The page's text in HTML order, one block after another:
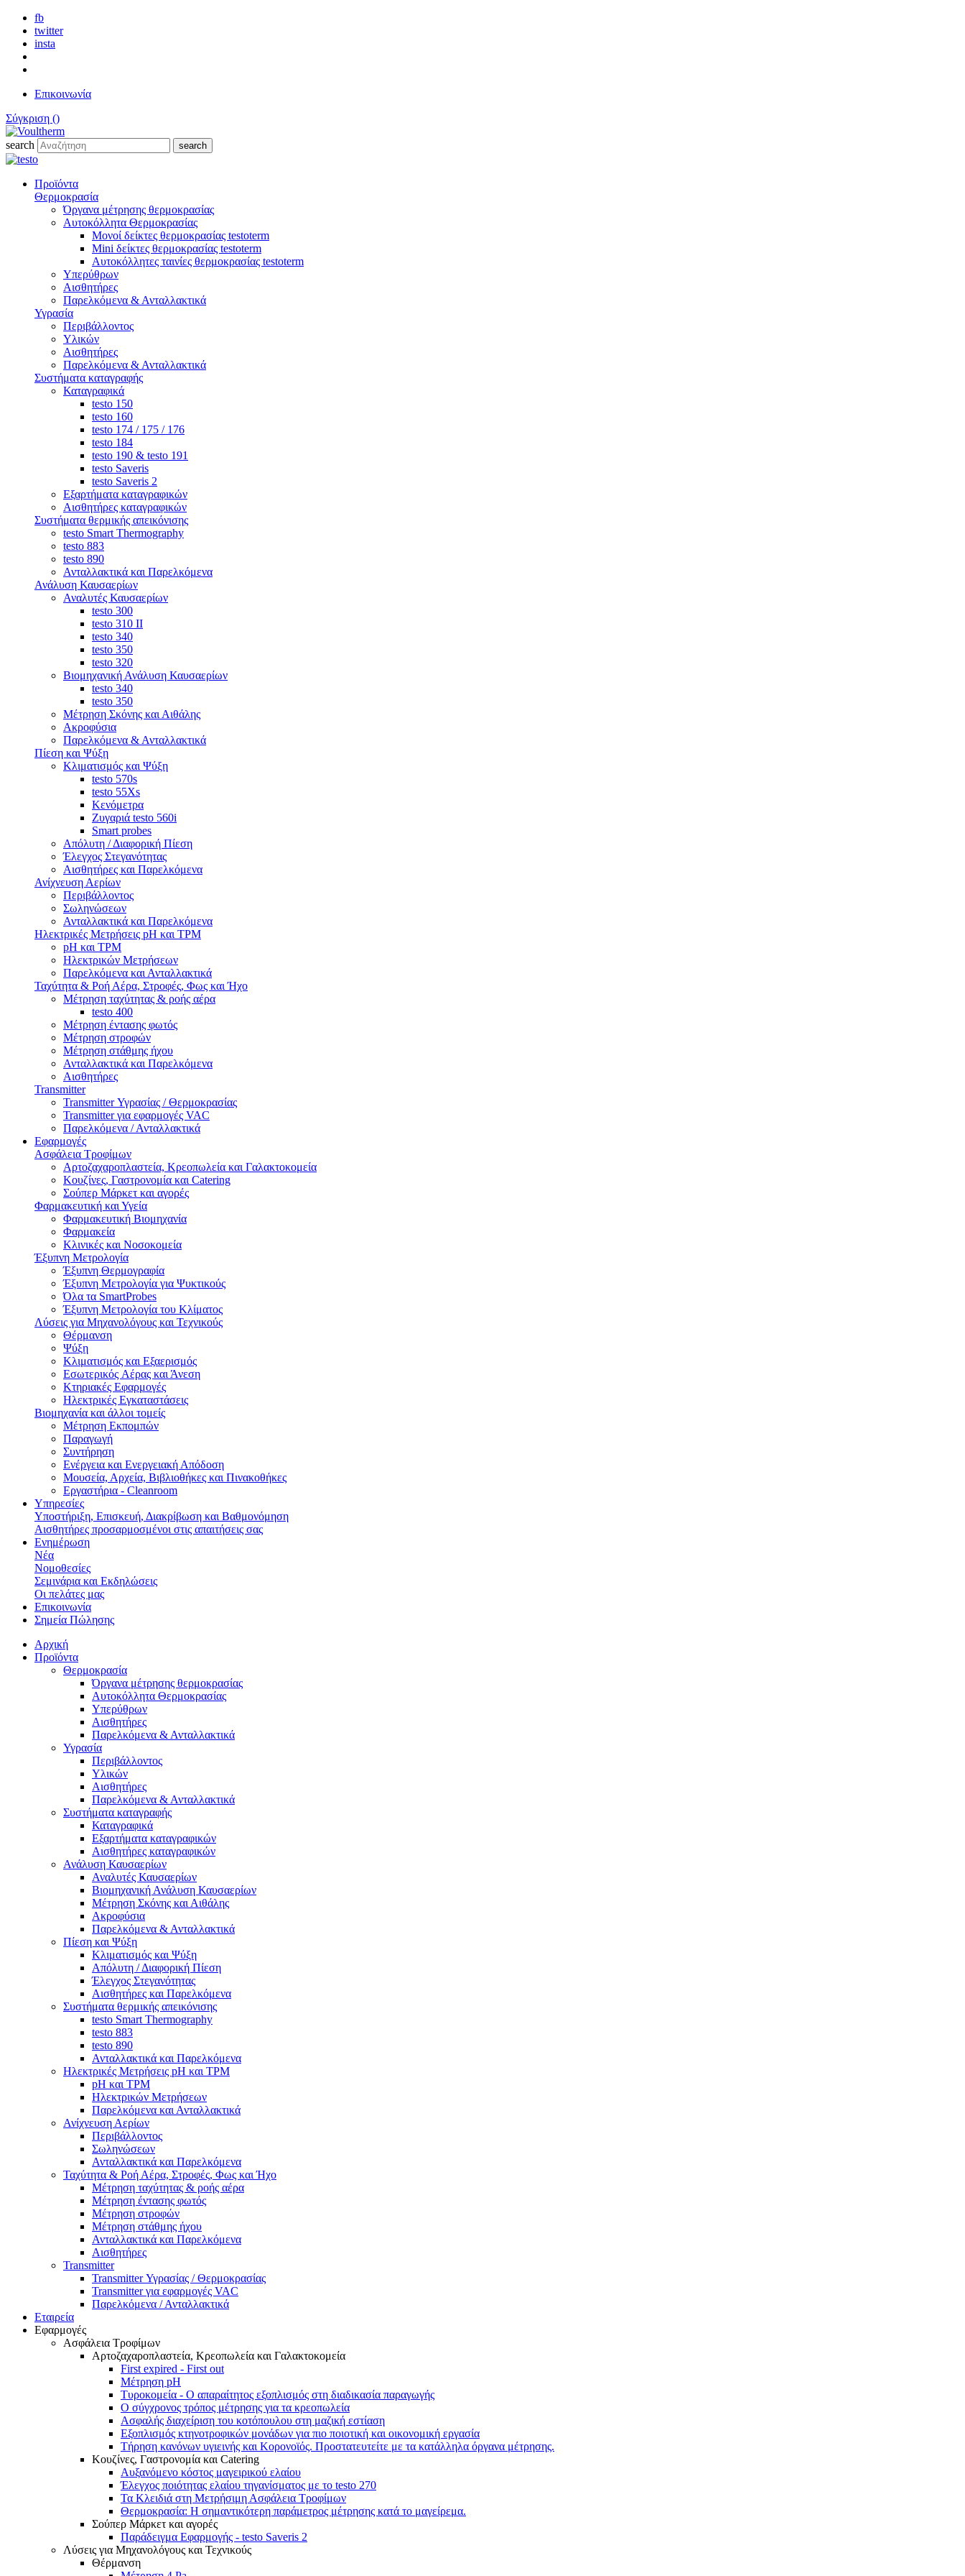
fb
twitter
insta
Επικοινωνία
Σύγκριση ()
search search
Προϊόντα
Θερμοκρασία
Όργανα μέτρησης θερμοκρασίας
Αυτοκόλλητα Θερμοκρασίας
Μονοί δείκτες θερμοκρασίας testoterm
Mini δείκτες θερμοκρασίας testoterm
Αυτοκόλλητες ταινίες θερμοκρασίας testoterm
Υπερύθρων
Αισθητήρες
Παρελκόμενα & Ανταλλακτικά
Υγρασία
Περιβάλλοντος
Υλικών
Αισθητήρες
Παρελκόμενα & Ανταλλακτικά
Συστήματα καταγραφής
Καταγραφικά
testo 150
testo 160
testo 174 / 175 / 176
testo 184
testo 190 & testo 191
testo Saveris
testo Saveris 2
Εξαρτήματα καταγραφικών
Αισθητήρες καταγραφικών
Συστήματα θερμικής απεικόνισης
testo Smart Thermography
testo 883
testo 890
Ανταλλακτικά και Παρελκόμενα
Ανάλυση Καυσαερίων
Αναλυτές Καυσαερίων
testo 300
testo 310 ΙΙ
testo 340
testo 350
testo 320
Βιομηχανική Ανάλυση Καυσαερίων
testo 340
testo 350
Μέτρηση Σκόνης και Αιθάλης
Ακροφύσια
Παρελκόμενα & Ανταλλακτικά
Πίεση και Ψύξη
Κλιματισμός και Ψύξη
testo 570s
testo 55Xs
Κενόμετρα
Ζυγαριά testo 560i
Smart probes
Απόλυτη / Διαφορική Πίεση
Έλεγχος Στεγανότητας
Αισθητήρες και Παρελκόμενα
Ανίχνευση Αερίων
Περιβάλλοντος
Σωληνώσεων
Ανταλλακτικά και Παρελκόμενα
Ηλεκτρικές Μετρήσεις pH και TPM
pH και TPM
Ηλεκτρικών Μετρήσεων
Παρελκόμενα και Ανταλλακτικά
Ταχύτητα & Ροή Αέρα, Στροφές, Φως και Ήχο
Μέτρηση ταχύτητας & ροής αέρα
testo 400
Μέτρηση έντασης φωτός
Μέτρηση στροφών
Μέτρηση στάθμης ήχου
Ανταλλακτικά και Παρελκόμενα
Αισθητήρες
Transmitter
Transmitter Υγρασίας / Θερμοκρασίας
Transmitter για εφαρμογές VAC
Παρελκόμενα / Ανταλλακτικά
Εφαρμογές
Ασφάλεια Τροφίμων
Αρτοζαχαροπλαστεία, Κρεοπωλεία και Γαλακτοκομεία
Κουζίνες, Γαστρονομία και Catering
Σούπερ Μάρκετ και αγορές
Φαρμακευτική και Υγεία
Φαρμακευτική Βιομηχανία
Φαρμακεία
Κλινικές και Νοσοκομεία
Έξυπνη Μετρολογία
Έξυπνη Θερμογραφία
Έξυπνη Μετρολογία για Ψυκτικούς
Όλα τα SmartProbes
Έξυπνη Μετρολογία του Κλίματος
Λύσεις για Μηχανολόγους και Τεχνικούς
Θέρμανση
Ψύξη
Κλιματισμός και Εξαερισμός
Εσωτερικός Aέρας και Άνεση
Κτηριακές Εφαρμογές
Ηλεκτρικές Εγκαταστάσεις
Βιομηχανία και άλλοι τομείς
Mέτρηση Eκπομπών
Παραγωγή
Συντήρηση
Ενέργεια και Ενεργειακή Απόδοση
Μουσεία, Αρχεία, Βιβλιοθήκες και Πινακοθήκες
Εργαστήρια - Cleanroom
Υπηρεσίες
Υποστήριξη, Επισκευή, Διακρίβωση και Βαθμονόμηση
Αισθητήρες προσαρμοσμένοι στις απαιτήσεις σας
Ενημέρωση
Νέα
Νομοθεσίες
Σεμινάρια και Εκδηλώσεις
Οι πελάτες μας
Επικοινωνία
Σημεία Πώλησης
Αρχική
Προϊόντα
Θερμοκρασία
Όργανα μέτρησης θερμοκρασίας
Αυτοκόλλητα Θερμοκρασίας
Υπερύθρων
Αισθητήρες
Παρελκόμενα & Ανταλλακτικά
Υγρασία
Περιβάλλοντος
Υλικών
Αισθητήρες
Παρελκόμενα & Ανταλλακτικά
Συστήματα καταγραφής
Καταγραφικά
Εξαρτήματα καταγραφικών
Αισθητήρες καταγραφικών
Ανάλυση Καυσαερίων
Αναλυτές Καυσαερίων
Βιομηχανική Ανάλυση Καυσαερίων
Μέτρηση Σκόνης και Αιθάλης
Ακροφύσια
Παρελκόμενα & Ανταλλακτικά
Πίεση και Ψύξη
Κλιματισμός και Ψύξη
Απόλυτη / Διαφορική Πίεση
Έλεγχος Στεγανότητας
Αισθητήρες και Παρελκόμενα
Συστήματα θερμικής απεικόνισης
testo Smart Thermography
testo 883
testo 890
Ανταλλακτικά και Παρελκόμενα
Ηλεκτρικές Μετρήσεις pH και TPM
pH και TPM
Ηλεκτρικών Μετρήσεων
Παρελκόμενα και Ανταλλακτικά
Ανίχνευση Αερίων
Περιβάλλοντος
Σωληνώσεων
Ανταλλακτικά και Παρελκόμενα
Ταχύτητα & Ροή Αέρα, Στροφές, Φως και Ήχο
Μέτρηση ταχύτητας & ροής αέρα
Μέτρηση έντασης φωτός
Μέτρηση στροφών
Μέτρηση στάθμης ήχου
Ανταλλακτικά και Παρελκόμενα
Αισθητήρες
Transmitter
Transmitter Υγρασίας / Θερμοκρασίας
Transmitter για εφαρμογές VAC
Παρελκόμενα / Ανταλλακτικά
Εταιρεία
Εφαρμογές
Ασφάλεια Τροφίμων
Αρτοζαχαροπλαστεία, Κρεοπωλεία και Γαλακτοκομεία
First expired - First out
Μέτρηση pH
Τυροκομεία - Ο απαραίτητος εξοπλισμός στη διαδικασία παραγωγής
Ο σύγχρονος τρόπος μέτρησης για τα κρεοπωλεία
Ασφαλής διαχείριση του κοτόπουλου στη μαζική εστίαση
Εξοπλισμός κτηνοτροφικών μονάδων για πιο ποιοτική και οικονομική εργασία
Τήρηση κανόνων υγιεινής και Κορονοϊός. Προστατευτείτε με τα κατάλληλα όργανα μέτρησης.
Κουζίνες, Γαστρονομία και Catering
Αυξανόμενο κόστος μαγειρικού ελαίου
Έλεγχος ποιότητας ελαίου τηγανίσματος με το testo 270
Τα Κλειδιά στη Μετρήσιμη Ασφάλεια Τροφίμων
Θερμοκρασία: Η σημαντικότερη παράμετρος μέτρησης κατά το μαγείρεμα.
Σούπερ Μάρκετ και αγορές
Παράδειγμα Εφαρμογής - testo Saveris 2
Λύσεις για Μηχανολόγους και Τεχνικούς
Θέρμανση